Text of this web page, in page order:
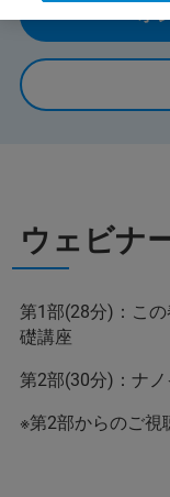
オ
ウェビナ
第1部(28分)：こ
礎講座
第2部(30分)：ナ
※第2部からのご視